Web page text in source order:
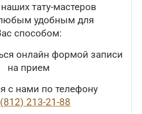
тату-мастеров
удобным для
способом:
онлайн формой записи
на прием
с нами по телефону
213-21-88